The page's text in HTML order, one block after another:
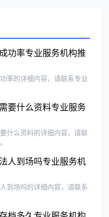
户服务高效，推
划一站式服务，完
★★★★★
务专业高效，非常
。
功率专业服务机构推
率的详细内容，请联系专业
要什么资料专业服务
什么资料的详细内容，请联
人到场吗专业服务机
到场吗的详细内容，请联系